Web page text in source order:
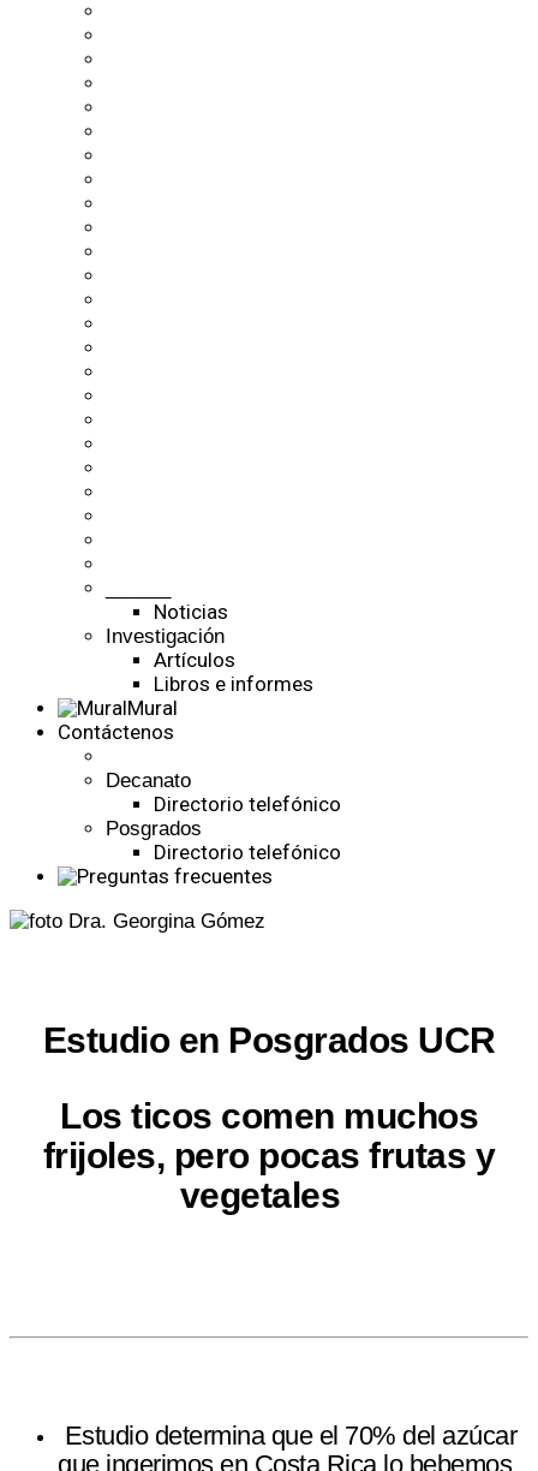
Noticias
Investigación
Artículos
Libros e informes
Mural
Contáctenos
Decanato
Directorio telefónico
Posgrados
Directorio telefónico
Estudio en Posgrados UCR
Los ticos comen muchos
frijoles, pero pocas frutas y
vegetales
Estudio determina que el 70% del azúcar
que ingerimos en Costa Rica lo bebemos.